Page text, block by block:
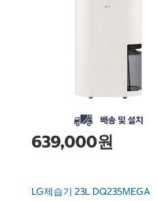
639,000원
LG제습기 23L DQ235MEGA